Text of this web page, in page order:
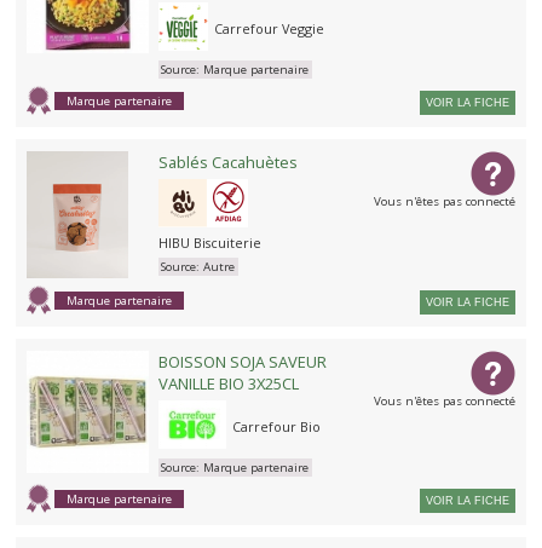
Carrefour Veggie
Marque partenaire
Source: Marque partenaire
VOIR LA FICHE
Sablés Cacahuètes
HIBU Biscuiterie
Marque partenaire
Source:Autre
Vous n'êtes pas connecté
VOIR LA FICHE
BOISSON SOJA SAVEUR
VANILLE BIO 3X25CL
Carrefour Bio
Marque partenaire
Source: Marque partenaire
Vous n'êtes pas connecté
VOIR LA FICHE